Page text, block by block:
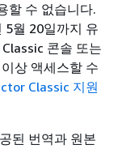
할 수 없습니다.
5월 20일까지 유
콘솔 또는
상 액세스할 수
Classic 지원
된 번역과 원본